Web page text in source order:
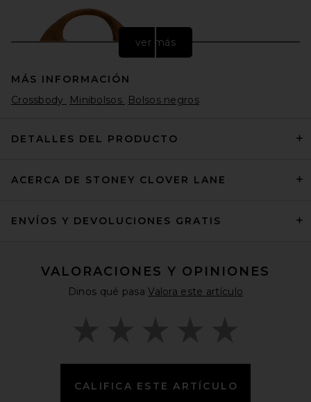
Stoney Clover Lane Leather
$134 Precio anterior:
$268
ver más
MÁS INFORMACIÓN
Crossbody
Minibolsos Bolsos negros
DETALLES DEL PRODUCTO
ACERCA DE STONEY CLOVER LANE
ENVÍOS Y DEVOLUCIONES GRATIS
VALORACIONES Y OPINIONES
Dinos qué pasaValora este artículo
CALIFICA ESTE ARTÍCULO